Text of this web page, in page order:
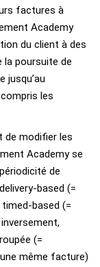
factures à
Academy
du client à des
la poursuite de
jusqu’au
les
de modifier les
Academy se
de
based (=
based (=
(=
même facture)